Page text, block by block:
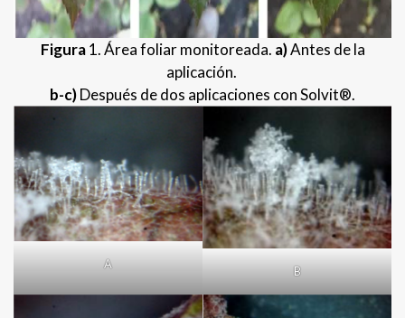
Figura1. Área foliar monitoreada. a)Antes de la
aplicación.
b-c)Después de dos aplicaciones con Solvit®.
A B